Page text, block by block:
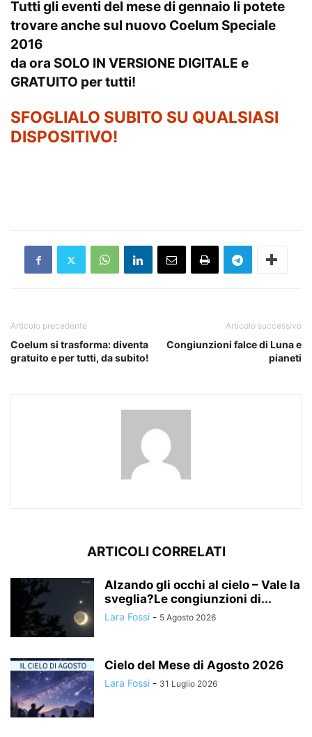
Tutti gli eventi del mese di gennaio li potete
trovare anche sul nuovo Coelum Speciale
2016
da ora SOLO IN VERSIONE DIGITALE e
GRATUITO per tutti!
SFOGLIALO SUBITO SU QUALSIASI
DISPOSITIVO!
Articolo precedente
Coelum si trasforma: diventa
gratuito e per tutti, da subito!
Articolo successivo
Congiunzioni falce di Luna e
pianeti
ARTICOLI CORRELATI
Alzando gli occhi al cielo – Vale la
sveglia?Le congiunzioni di...
Lara Fossi - 5 Agosto 2026
Cielo del Mese di Agosto 2026
Lara Fossi - 31 Luglio 2026